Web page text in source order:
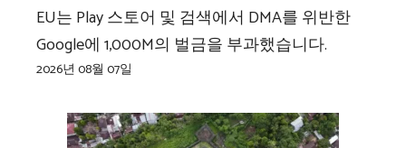
EU는 Play 스토어 및 검색에서 DMA를 위반한
Google에 1,000M의 벌금을 부과했습니다.
2026년 08월 07일